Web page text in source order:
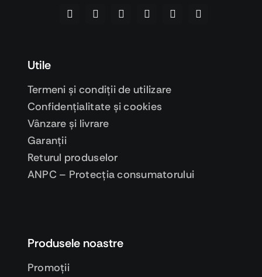
Produsele noastre
Promoţii
Utile
Termeni şi condiţii de utilizare
Confidenţialitate şi cookies
Vânzare şi livrare
Garanţii
Returul produselor
ANPC – Protecţia consumatorului